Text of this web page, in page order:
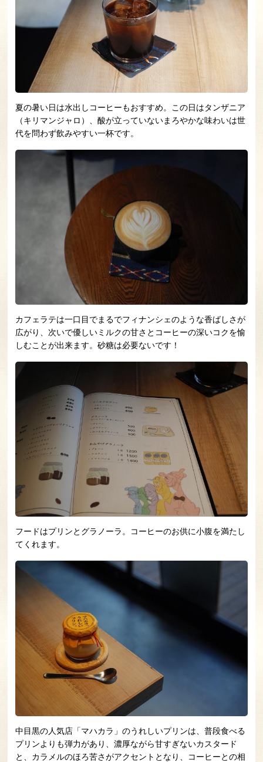
夏の暑い日は水出しコーヒーもおすすめ。この日はタンザニア
（キリマンジャロ）、酸が立っていないまろやかな味わいは世
代を問わず飲みやすい一杯です。
カフェラテは一口目でまるでフィナンシェのような香ばしさが
広がり、次いで優しいミルクの甘さとコーヒーの深いコクを愉
しむことが出来ます。砂糖は必要ないです！
フードはプリンとグラノーラ。コーヒーのお供に小腹を満たし
てくれます。
中目黒の人気店「マハカラ」のうれしいプリンは、普段食べる
プリンよりも弾力があり、濃厚ながら甘すぎないカスタード
と、カラメルのほろ苦さがアクセントとなり、コーヒーとの相